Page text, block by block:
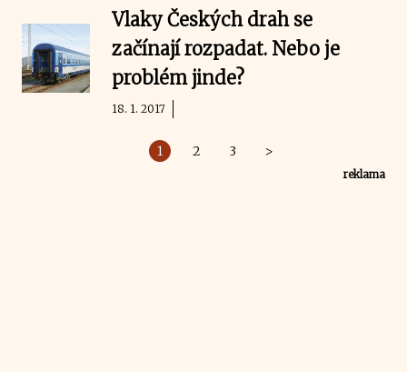
Vlaky Českých drah se
začínají rozpadat. Nebo je
problém jinde?
18. 1. 2017
1 2 3 >
reklama